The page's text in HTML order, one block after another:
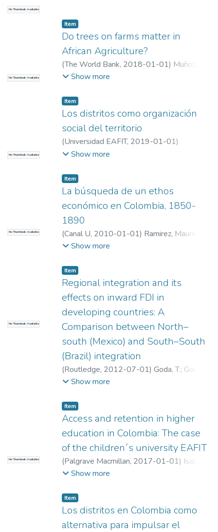
No Thumbnail Available
(GEE)
No Thumbnail Available
Item
Do trees on farms matter in
African Agriculture?
(The World Bank, 2018-01-01) Muñoz,
Juan Carlos;Muñoz, Juan Carlos
Finanzas
(GEE)
Show more
No Thumbnail Available
Item
Los distritos como organización
social del territorio
(Universidad EAFIT, 2019-01-01)
TORRES, ALEJANDRO
Departamento de Economía y Finanzas
Estudios en Economía y Empresa (GEE)
Show more
No Thumbnail Available
Item
La búsqueda de un ethos
económico en Colombia, 1850-
1890
(Canal U, 2010-01-01) Ramirez, Mauricio
Andres;Ramirez, Mauricio Andres
Economía y Finanzas
y Empresa (GEE)
Show more
No Thumbnail Available
Item
Regional integration and its
effects on inward FDI in
developing countries: A
Comparison between North–
south (Mexico) and South–South
(Brazil) integration
(Routledge, 2012-07-01) Goda, T.; Goda,
T.; Universidad EAFIT. Departamento de
y Empresa (GEE)
Show more
No Thumbnail Available
Item
Access and retention in higher
education in Colombia: The case
of the children´s university EAFIT
(Palgrave Macmillan, 2017-01-01) Isabel
C. Montes;Abad, Ana Cristina
EAFIT. Departamento de Economía y
Finanzas;Estudios en Economía y Empresa
(GEE)
Show more
Item
Los distritos en Colombia como
alternativa para impulsar el